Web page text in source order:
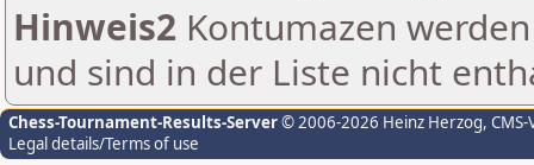
Hinweis2 Kontumazen
und sind in der Liste nicht
Chess-Tournament-Results-Server© 2006-2026 Heinz Herzog,
Legal details/Terms of use